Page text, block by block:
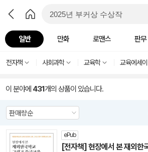
일반 만화 로맨스 판무
전자책 사회과학 교육학 교육에세이
이 분야에 431개의 상품이 있습니다.
ePub
[전자책] 현장에서 본 재외한